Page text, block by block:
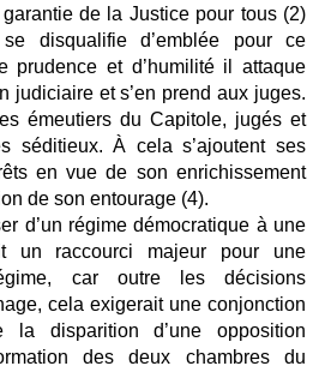
de la Justice pour tous (2)
disqualifie d’emblée pour ce
prudence et d’humilité il attaque
judiciaire et s’en prend aux juges.
émeutiers du Capitole, jugés et
séditieux. À cela s’ajoutent ses
en vue de son enrichissement
de son entourage (4).
d’un régime démocratique à une
un raccourci majeur pour une
car outre les décisions
cela exigerait une conjonction
disparition d’une opposition
des deux chambres du